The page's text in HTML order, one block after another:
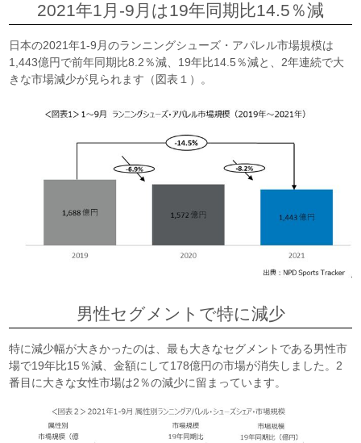
2021年1月-9月は19年同期比14.5％減
日本の2021年1-9月のランニングシューズ・アパレル市場規模は
1,443億円で前年同期比8.2％減、19年比14.5％減と、2年連続で大
きな市場減少が見られます（図表１）。
男性セグメントで特に減少
特に減少幅が大きかったのは、最も大きなセグメントである男性市
場で19年比15％減、金額にして178億円の市場が消失しました。2
番目に大きな女性市場は2％の減少に留まっています。